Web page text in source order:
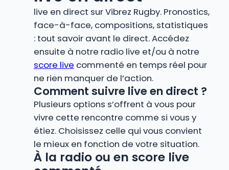
live en direct sur Vibrez Rugby. Pronostics,
face-à-face, compositions, statistiques
: tout savoir avant le direct. Accédez
ensuite à notre radio live et/ou à notre
score live commenté en temps réel pour
ne rien manquer de l’action.
Comment suivre live en direct ?
Plusieurs options s’offrent à vous pour
vivre cette rencontre comme si vous y
étiez. Choisissez celle qui vous convient
le mieux en fonction de votre situation.
À la radio ou en score live